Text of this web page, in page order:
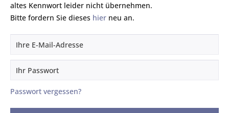
altes Kennwort leider nicht übernehmen.
Bitte fordern Sie dieses hier neu an.
Passwort vergessen?